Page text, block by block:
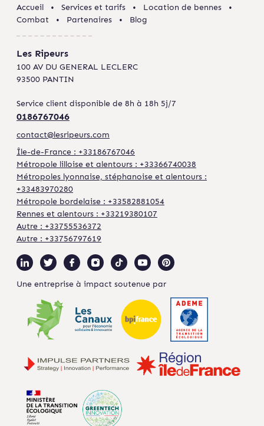
Accueil Services et tarifs
Location de bennes
Combat
Partenaires Blog
Les Ripeurs
100 AV DU GENERAL LECLERC
93500 PANTIN
Service client disponible de 8h à 18h 5j/7
0186767046
contact@lesripeurs.com
Île-de-France : +33186767046
Métropole lilloise et alentours : +33366740038
Métropoles lyonnaise, stéphanoise et alentours :
+33483970280
Métropole bordelaise : +33582881054
Rennes et alentours : +33219380107
Autre : +33755536372
Autre : +33756797619
Une entreprise à impact soutenue par